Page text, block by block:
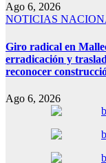
Ago 6, 2026
NOTICIAS
Giro radical en
erradicación y
reconocer
Ago 6, 2026